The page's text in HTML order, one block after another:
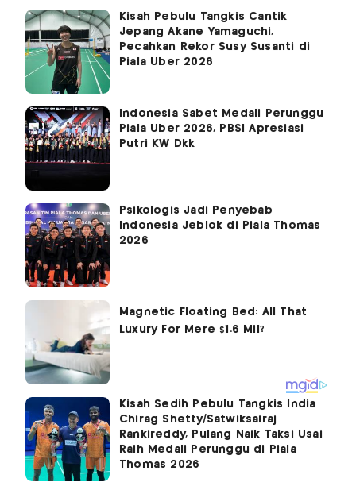
Kisah Pebulu Tangkis Cantik
Jepang Akane Yamaguchi,
Pecahkan Rekor Susy Susanti di
Piala Uber 2026
Indonesia Sabet Medali Perunggu
Piala Uber 2026, PBSI Apresiasi
Putri KW Dkk
Psikologis Jadi Penyebab
Indonesia Jeblok di Piala Thomas
2026
Kisah Sedih Pebulu Tangkis India
Chirag Shetty/Satwiksairaj
Rankireddy, Pulang Naik Taksi Usai
Raih Medali Perunggu di Piala
Thomas 2026